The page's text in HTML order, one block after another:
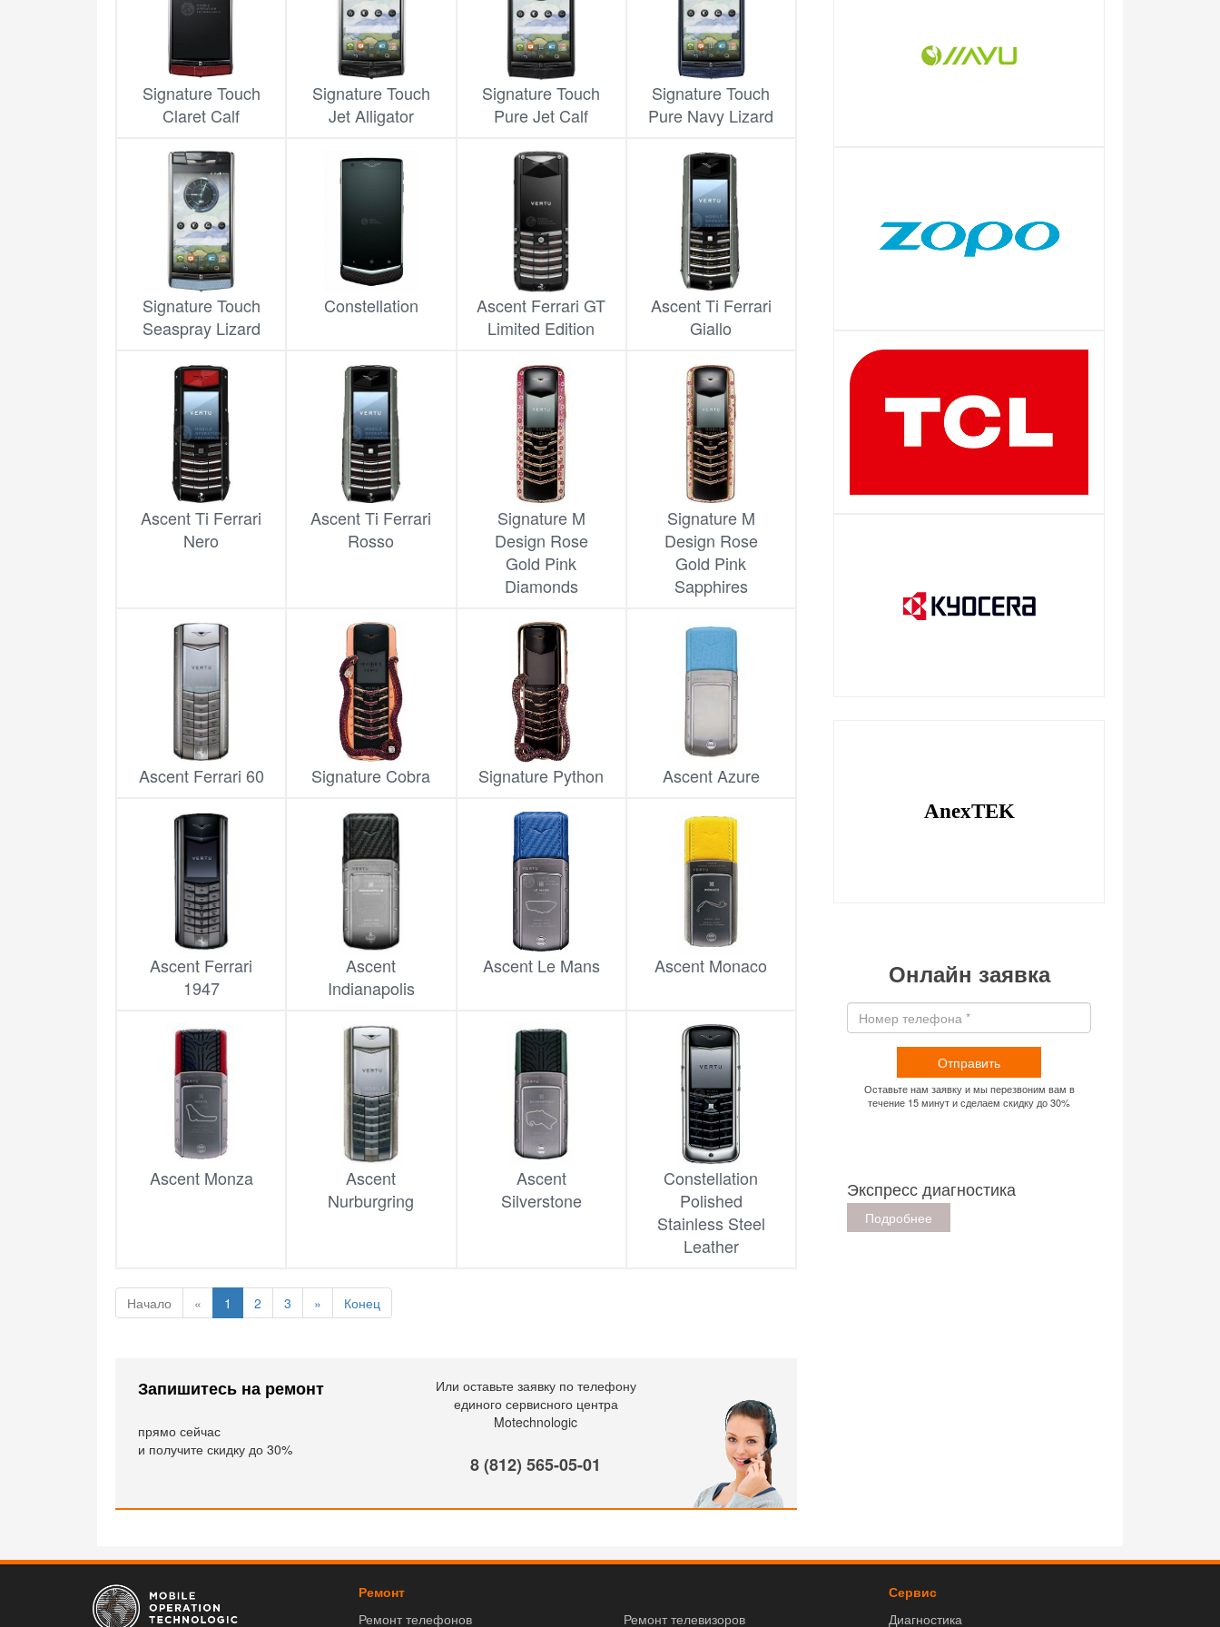
Signature Touch
Claret Calf
Signature Touch
Jet Alligator
Signature Touch
Pure Jet Calf
Signature Touch
Pure Navy Lizard
Signature Touch
Seaspray Lizard
Constellation
Ascent Ferrari GT
Limited Edition
Ascent Ti Ferrari
Giallo
Ascent Ti Ferrari
Nero
Ascent Ti Ferrari
Rosso
Signature M
Design Rose
Gold Pink
Diamonds
Signature M
Design Rose
Gold Pink
Sapphires
Ascent Ferrari 60 Signature Cobra Signature Python Ascent Azure
Ascent Ferrari
1947
Ascent
Indianapolis
Ascent Le Mans Ascent Monaco
Ascent Monza
Ascent
Nurburgring
Ascent
Silverstone
Constellation
Polished
Stainless Steel
Leather
Начало « 1 2 3 » Конец
Запишитесь на ремонт
прямо сейчас
и получите скидку до 30%
Или оставьте заявку по телефону
единого сервисного центра
Motechnologic
8 (812) 565-05-01
AnexTEK
Онлайн заявка
Отправить
Оставьте нам заявку и мы перезвоним вам в
течение 15 минут и сделаем скидку до 30%
Экспресс диагностика
Подробнее
Ремонт
Ремонт телефонов
Ремонт телевизоров
Сервис
Диагностика